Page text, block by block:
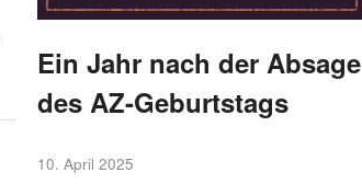
Ein Jahr nach der Absage
des AZ-Geburtstags
10. April 2025